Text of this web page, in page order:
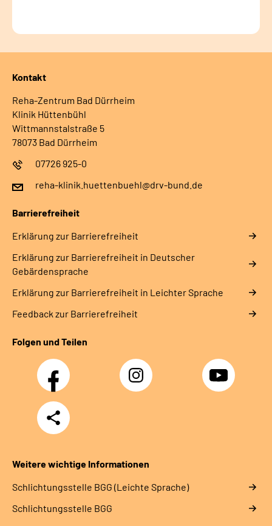
Kontakt
Reha-Zentrum Bad Dürrheim
Klinik Hüttenbühl
Wittmannstalstraße 5
78073 Bad Dürrheim
07726 925-0
reha-klinik.huettenbuehl@drv-bund.de
Barrierefreiheit
Erklärung zur Barrierefreiheit
Erklärung zur Barrierefreiheit in Deutscher
Gebärdensprache
Erklärung zur Barrierefreiheit in Leichter Sprache
Feedback zur Barrierefreiheit
Folgen und Teilen
Facebook Instagram YouTube
Teilen
Weitere wichtige Informationen
Schlich­tungs­stel­le BGG (Leichte Sprache)
Schlich­tungs­stel­le BGG